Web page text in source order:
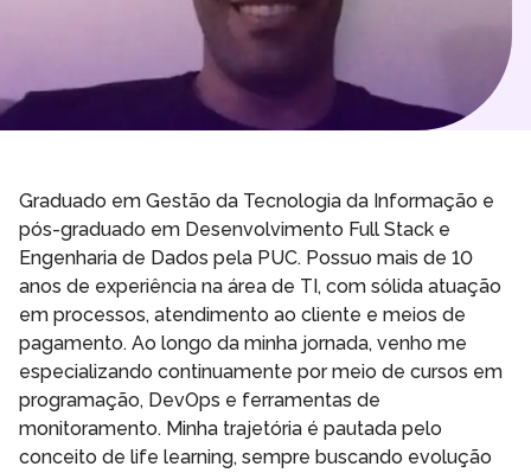
Graduado em Gestão da Tecnologia da Informação e
pós-graduado em Desenvolvimento Full Stack e
Engenharia de Dados pela PUC. Possuo mais de 10
anos de experiência na área de TI, com sólida atuação
em processos, atendimento ao cliente e meios de
pagamento. Ao longo da minha jornada, venho me
especializando continuamente por meio de cursos em
programação, DevOps e ferramentas de
monitoramento. Minha trajetória é pautada pelo
conceito de life learning, sempre buscando evolução